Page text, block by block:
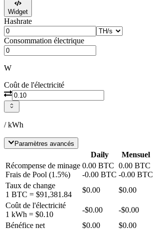
Widget
Hashrate
Consommation électrique
W
Coût de l'électricité
/ kWh
Paramètres avancés
Daily Mensuel
Récompense de minage
Frais de Pool (1.5%)
0.00 BTC
-0.00 BTC
0.00 BTC
-0.00 BTC
Taux de change
1 BTC = $91,381.84
$0.00 $0.00
Coût de l'électricité
1 kWh = $0.10
-$0.00 -$0.00
Bénéfice net
$0.00 $0.00